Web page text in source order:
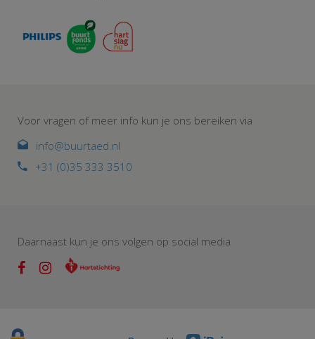
Voor vragen of meer info kun je ons bereiken via
info@buurtaed.nl
+31 (0)35 333 3510
Daarnaast kun je ons volgen op social media